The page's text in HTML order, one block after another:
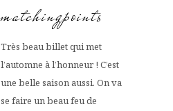
matchingpoints
Très beau billet qui met
l’automne à l’honneur ! C’est
une belle saison aussi. On va
se faire un beau feu de